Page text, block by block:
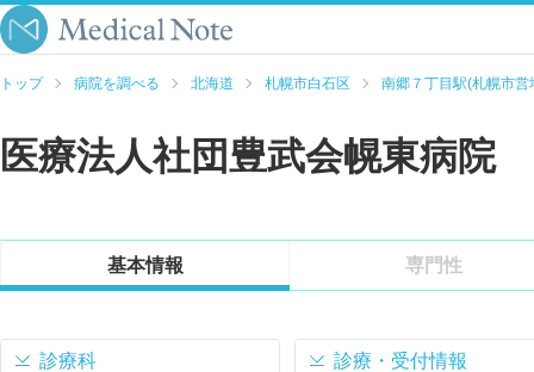
トップ 病院を調べる 北海道 札幌市白石区 南郷７丁目駅(札幌市営
医療法人社団豊武会幌東病院
基本情報 専門性
診療科 診療・受付情報